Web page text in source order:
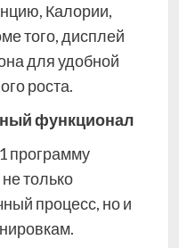
Калории,
того, дисплей
для удобной
роста.
функционал
программу
только
процесс, но и